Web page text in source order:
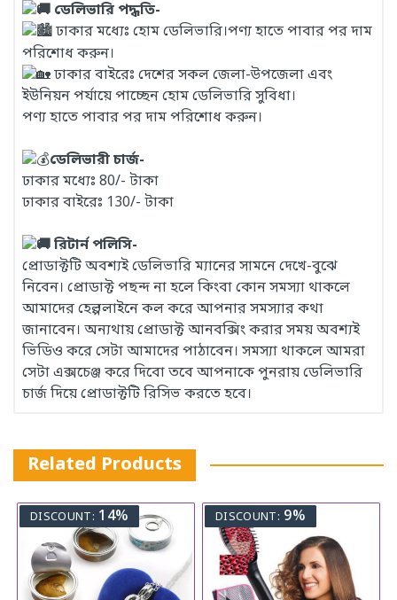
ডেলিভারি পদ্ধতি-
ঢাকার মধ্যেঃ হোম ডেলিভারি।পণ্য হাতে পাবার পর দাম
পরিশোধ করুন।
ঢাকার বাইরেঃ দেশের সকল জেলা-উপজেলা এবং
ইউনিয়ন পর্যায়ে পাচ্ছেন হোম ডেলিভারি সুবিধা।
পণ্য হাতে পাবার পর দাম পরিশোধ করুন।
ডেলিভারী চার্জ-
ঢাকার মধ্যেঃ 80/- টাকা
ঢাকার বাইরেঃ 130/- টাকা
রিটার্ন পলিসি-
প্রোডাক্টটি অবশ্যই ডেলিভারি ম্যানের সামনে দেখে-বুঝে
নিবেন। প্রোডাক্ট পছন্দ না হলে কিংবা কোন সমস্যা থাকলে
আমাদের হেল্পলাইনে কল করে আপনার সমস্যার কথা
জানাবেন। অন্যথায় প্রোডাক্ট আনবক্সিং করার সময় অবশ্যই
ভিডিও করে সেটা আমাদের পাঠাবেন। সমস্যা থাকলে আমরা
সেটা এক্সচেঞ্জ করে দিবো তবে আপনাকে পুনরায় ডেলিভারি
চার্জ দিয়ে প্রোডাক্টটি রিসিভ করতে হবে।
Related Products
DISCOUNT: 14% DISCOUNT: 9%